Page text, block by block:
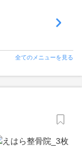
全てのメニューを見る